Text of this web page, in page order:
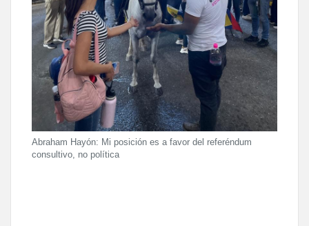
Abraham Hayón: Mi posición es a favor del referéndum
consultivo, no política